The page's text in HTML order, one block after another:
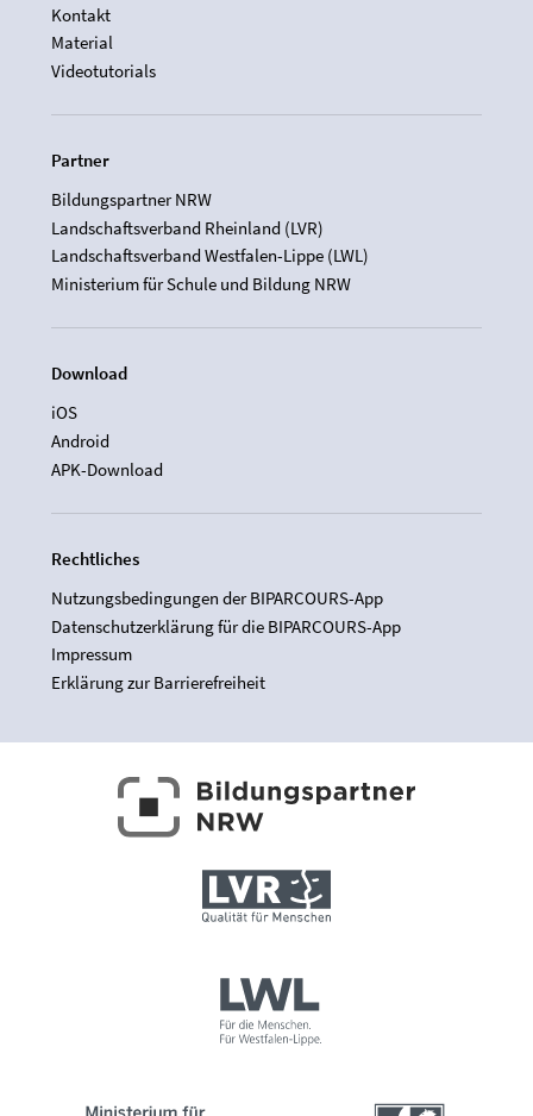
Kontakt
Material
Videotutorials
Partner
Bildungspartner NRW
Landschaftsverband Rheinland (LVR)
Landschaftsverband Westfalen-Lippe (LWL)
Ministerium für Schule und Bildung NRW
Download
iOS
Android
APK-Download
Rechtliches
Nutzungsbedingungen der BIPARCOURS-App
Datenschutzerklärung für die BIPARCOURS-App
Impressum
Erklärung zur Barrierefreiheit